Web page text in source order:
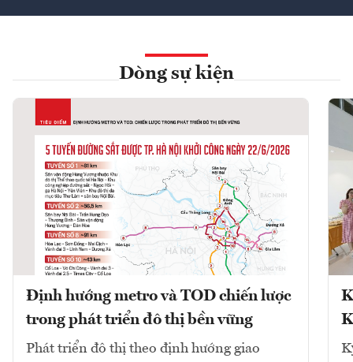
Dòng sự kiện
Định hướng metro và TOD chiến lược
trong phát triển đô thị bền vững
Phát triển đô thị theo định hướng giao